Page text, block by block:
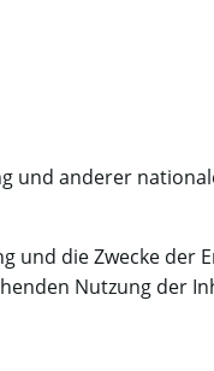
anderer
die Zwecke der
Nutzung der